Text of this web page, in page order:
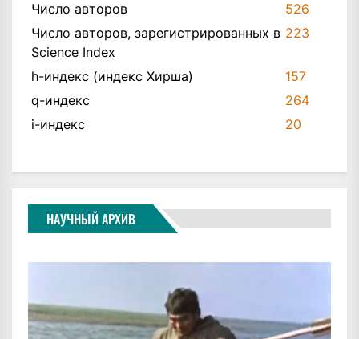
Число авторов
526
Число авторов, зарегистрированных в
Science Index
223
h-индекс (индекс Хирша)
157
q-индекс
264
i-индекс
20
НАУЧНЫЙ АРХИВ